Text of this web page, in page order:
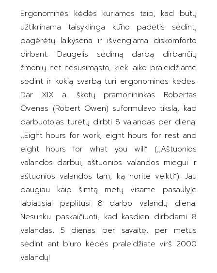
Ergonominės kėdės kuriamos taip, kad būtų
užtikrinama taisyklinga kūno padėtis sėdint,
pagėrėtų laikysena ir išvengiama diskomforto
dirbant. Daugelis sėdimą darbą dirbančių
žmonių net nesusimąsto, kiek laiko praleidžiame
sėdint ir kokią svarbą turi ergonominės kėdės.
Dar XIX a. škotų pramonininkas Robertas
Ovenas (Robert Owen) suformulavo tikslą, kad
darbuotojas turėtų dirbti 8 valandas per dieną:
,,Eight hours for work, eight hours for rest and
eight hours for what you will“ (,,Aštuonios
valandos darbui, aštuonios valandos miegui ir
aštuonios valandos tam, ką norite veikti“). Jau
daugiau kaip šimtą metų visame pasaulyje
labiausiai paplitusi 8 darbo valandų diena.
Nesunku paskaičiuoti, kad kasdien dirbdami 8
valandas, 5 dienas per savaitę, per metus
sėdint ant biuro kėdės praleidžiate virš 2000
valandų!